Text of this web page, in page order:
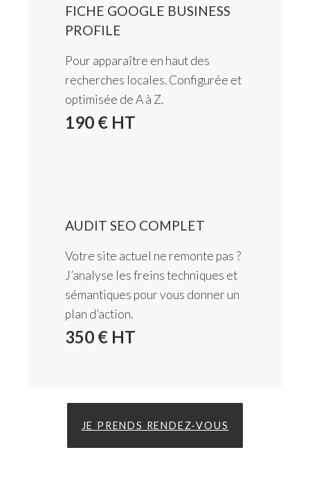
FICHE GOOGLE BUSINESS
PROFILE
Pour apparaître en haut des
recherches locales. Configurée et
optimisée de A à Z.
190 € HT
AUDIT SEO COMPLET
Votre site actuel ne remonte pas ?
J’analyse les freins techniques et
sémantiques pour vous donner un
plan d’action.
350 € HT
JE PRENDS RENDEZ-VOUS